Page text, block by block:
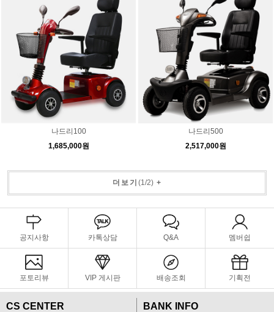
나드리100
1,685,000원
나드리500
2,517,000원
더보기 (1/2)+
공지사항 카톡상담 Q&A 멤버쉽
포토리뷰 VIP 게시판 배송조회 기획전
CS CENTER
BANK INFO